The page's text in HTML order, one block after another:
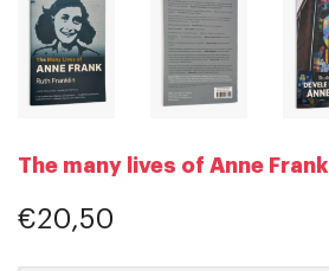
The many lives of Anne Frank
€20,50